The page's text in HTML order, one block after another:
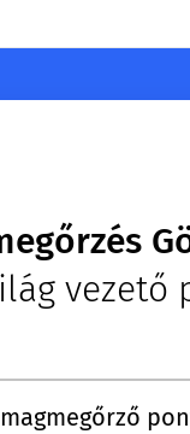
vezető